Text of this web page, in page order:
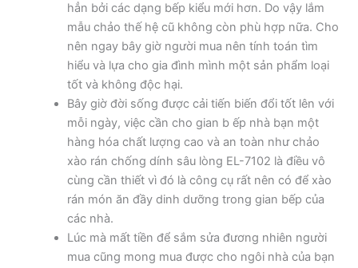
hẳn bởi các dạng bếp kiểu mới hơn. Do vậy lắm
mẫu chảo thế hệ cũ không còn phù hợp nữa. Cho
nên ngay bây giờ người mua nên tính toán tìm
hiểu và lựa cho gia đình mình một sản phẩm loại
tốt và không độc hại.
Bây giờ đời sống được cải tiến biến đổi tốt lên với
mỗi ngày, việc cần cho gian b ếp nhà bạn một
hàng hóa chất lượng cao và an toàn như chảo
xào rán chống dính sâu lòng EL-7102 là điều vô
cùng cần thiết vì đó là công cụ rất nên có để xào
rán món ăn đầy dinh dưỡng trong gian bếp của
các nhà.
Lúc mà mất tiền để sắm sửa đương nhiên người
mua cũng mong mua được cho ngôi nhà của bạn